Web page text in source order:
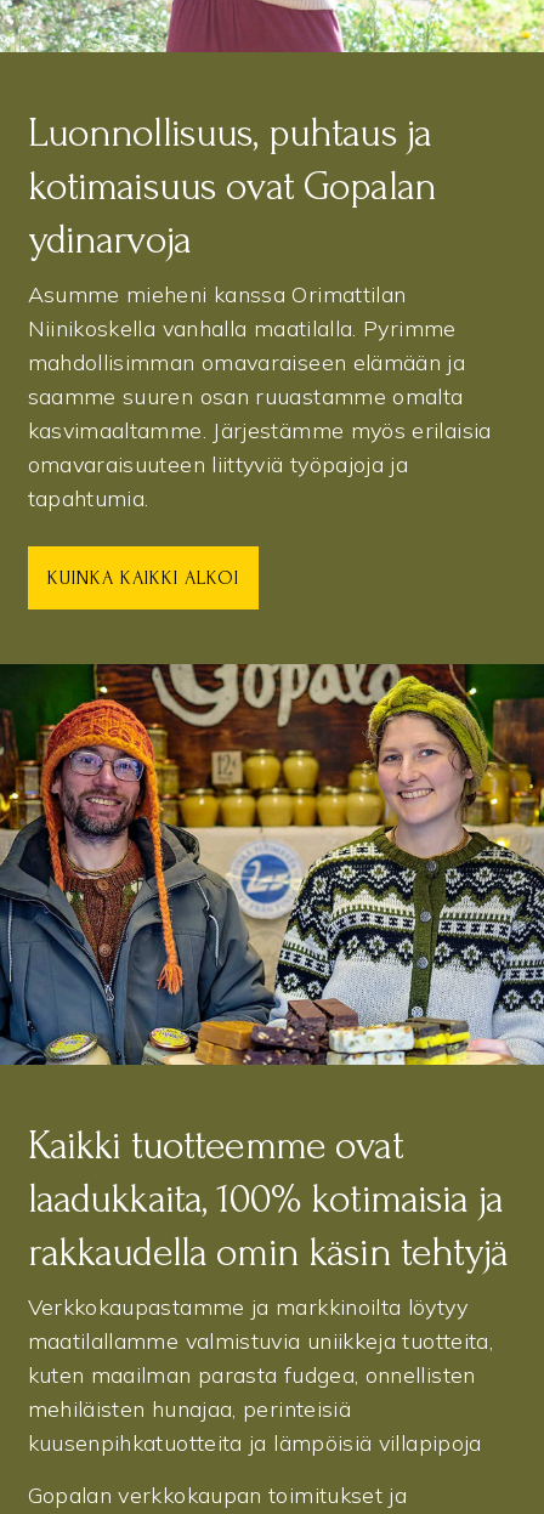
Luonnollisuus, puhtaus ja
kotimaisuus ovat Gopalan
ydinarvoja
Asumme mieheni kanssa Orimattilan
Niinikoskella vanhalla maatilalla. Pyrimme
mahdollisimman omavaraiseen elämään ja
saamme suuren osan ruuastamme omalta
kasvimaaltamme. Järjestämme myös erilaisia
omavaraisuuteen liittyviä työpajoja ja
tapahtumia.
KUINKA KAIKKI ALKOI
Kaikki tuotteemme ovat
laadukkaita, 100% kotimaisia ja
rakkaudella omin käsin tehtyjä
Verkkokaupastamme ja markkinoilta löytyy
maatilallamme valmistuvia uniikkeja tuotteita,
kuten maailman parasta fudgea, onnellisten
mehiläisten hunajaa, perinteisiä
kuusenpihkatuotteita ja lämpöisiä villapipoja
Gopalan verkkokaupan toimitukset ja